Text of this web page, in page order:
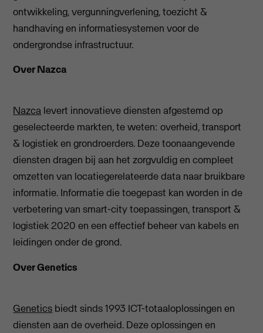
ontwikkeling, vergunningverlening, toezicht &
handhaving en informatiesystemen voor de
ondergrondse infrastructuur.
Over Nazca
Nazca levert innovatieve diensten afgestemd op
geselecteerde markten, te weten: overheid, transport
& logistiek en grondroerders. Deze toonaangevende
diensten dragen bij aan het zorgvuldig en compleet
omzetten van locatiegerelateerde data naar bruikbare
informatie. Informatie die toegepast kan worden in de
verbetering van smart-city toepassingen, transport &
logistiek 2020 en een effectief beheer van kabels en
leidingen onder de grond.
Over Genetics
Genetics biedt sinds 1993 ICT-totaaloplossingen en
diensten aan de overheid. Deze oplossingen en